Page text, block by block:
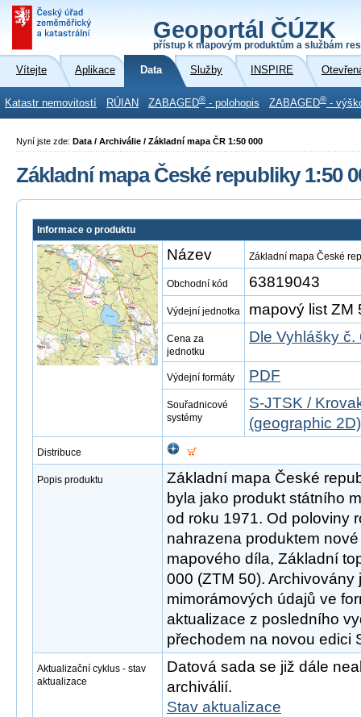
Geoportál ČÚZK
přístup k mapovým produktům a službám
Vítejte Aplikace Data Služby INSPIRE
Katastr nemovitostí RÚIAN ZABAGED® - polohopis ZABAGED® -
Nyní jste zde: Data / Archiválie / Základní mapa ČR 1:50 000
Základní mapa České republiky 1:50
Informace o produktu
Název Základní mapa České
Obchodní kód 63819043
Výdejní jednotka mapový list ZM
Cena za
jednotku
Dle Vyhlášky
Výdejní formáty PDF
Souřadnicové
systémy
S-JTSK /
(geographic 2D)
Distribuce
Popis produktu
Základní mapa České
byla jako produkt státního
od roku 1971. Od poloviny
nahrazena produktem
mapového díla, Základní
000 (ZTM 50).
mimorámových údajů ve
aktualizace z posledního
přechodem na novou edici
Aktualizační cyklus - stav
aktualizace
Datová sada se již dále
archiválií.
Stav aktualizace